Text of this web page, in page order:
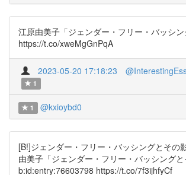
江原由美子「ジェンダー・フリー・バッシン
https://t.co/xweMgGnPqA
2023-05-20 17:18:23
1
1 @kxioybd0
[B!]ジェンダー・フリー・バッシングとその
由美子「ジェンダー・フリー・バッシングと
b:id:entry:76603798 https://t.co/7f3ijhfyCf